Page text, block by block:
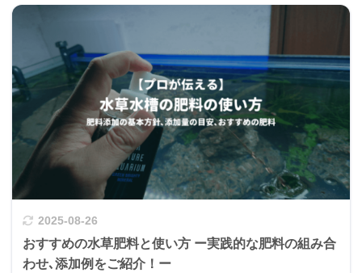
2025-08-26
おすすめの水草肥料と使い方 ー実践的な肥料の組み合
わせ､添加例をご紹介！ー